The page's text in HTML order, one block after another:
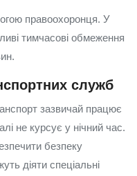
правоохоронця. У
тимчасові обмеження
служб
зазвичай працює
не курсує у нічний час.
безпеку
діяти спеціальні